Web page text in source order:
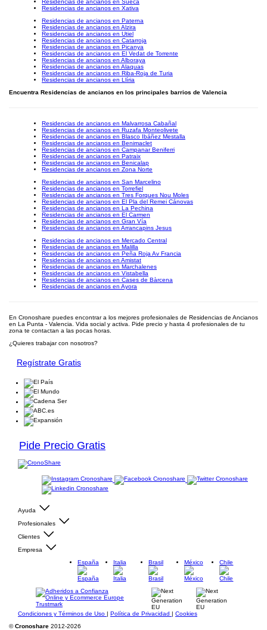
Residencias de ancianos en Sueca
Residencias de ancianos en Xativa
Residencias de ancianos en Paterna
Residencias de ancianos en Alzira
Residencias de ancianos en Utiel
Residencias de ancianos en Catarroja
Residencias de ancianos en Picanya
Residencias de ancianos en El Vedat de Torrente
Residencias de ancianos en Alboraya
Residencias de ancianos en Alaquas
Residencias de ancianos en Riba-Roja de Turia
Residencias de ancianos en Llíria
Encuentra Residencias de ancianos en los principales barrios de Valencia
Residencias de ancianos en Malvarrosa Cabañal
Residencias de ancianos en Ruzafa Monteolivete
Residencias de ancianos en Blasco Ibáñez Mestalla
Residencias de ancianos en Benimaclet
Residencias de ancianos en Campanar Beniferri
Residencias de ancianos en Patraix
Residencias de ancianos en Benicalap
Residencias de ancianos en Zona Norte
Residencias de ancianos en San Marcelino
Residencias de ancianos en Torrefiel
Residencias de ancianos en Tres Forques Nou Moles
Residencias de ancianos en El Pla del Remei Cánovas
Residencias de ancianos en La Pechina
Residencias de ancianos en El Carmen
Residencias de ancianos en Gran Vía
Residencias de ancianos en Arrancapins Jesus
Residencias de ancianos en Mercado Central
Residencias de ancianos en Malilla
Residencias de ancianos en Peña Roja Av Francia
Residencias de ancianos en Amistat
Residencias de ancianos en Marchalenes
Residencias de ancianos en Vistabella
Residencias de ancianos en Cases de Bàrcena
Residencias de ancianos en Ayora
En Cronoshare puedes encontrar a los mejores profesionales de Residencias de Ancianos
en La Punta - Valencia. Vida social y activa. Pide precio y hasta 4 profesionales de tu
zona te contactan a las pocas horas.
¿Quieres trabajar con nosotros?
Regístrate Gratis
Pide Precio Gratis
Ayuda
Profesionales
Clientes
Empresa
España
Italia Brasil México Chile
Condiciones y Términos de Uso | Política de Privacidad | Cookies
©Cronoshare 2012-2026